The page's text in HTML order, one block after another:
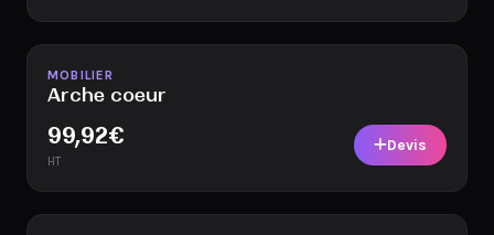
Disponible
MOBILIER
Arche coeur
99,92€
HT
Devis